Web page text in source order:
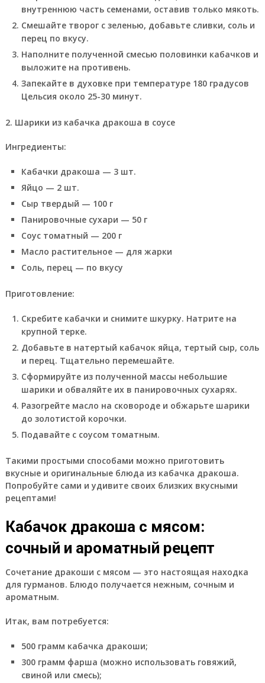
внутреннюю часть семенами, оставив только мякоть.
Смешайте творог с зеленью, добавьте сливки, соль и
перец по вкусу.
Наполните полученной смесью половинки кабачков и
выложите на противень.
Запекайте в духовке при температуре 180 градусов
Цельсия около 25-30 минут.
2. Шарики из кабачка дракоша в соусе
Ингредиенты:
Кабачки дракоша — 3 шт.
Яйцо — 2 шт.
Сыр твердый — 100 г
Панировочные сухари — 50 г
Соус томатный — 200 г
Масло растительное — для жарки
Соль, перец — по вкусу
Приготовление:
Скребите кабачки и снимите шкурку. Натрите на
крупной терке.
Добавьте в натертый кабачок яйца, тертый сыр, соль
и перец. Тщательно перемешайте.
Сформируйте из полученной массы небольшие
шарики и обваляйте их в панировочных сухарях.
Разогрейте масло на сковороде и обжарьте шарики
до золотистой корочки.
Подавайте с соусом томатным.
Такими простыми способами можно приготовить
вкусные и оригинальные блюда из кабачка дракоша.
Попробуйте сами и удивите своих близких вкусными
рецептами!
Кабачок дракоша с мясом:
сочный и ароматный рецепт
Сочетание дракоши с мясом — это настоящая находка
для гурманов. Блюдо получается нежным, сочным и
ароматным.
Итак, вам потребуется:
500 грамм кабачка дракоши;
300 грамм фарша (можно использовать говяжий,
свиной или смесь);